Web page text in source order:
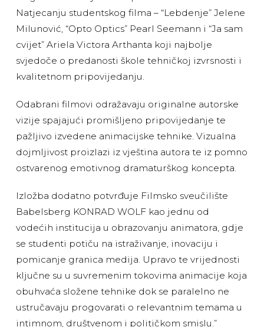
Natjecanju studentskog filma – “Lebdenje” Jelene
Milunović, “Opto Optics” Pearl Seemann i “Ja sam
cvijet” Ariela Victora Arthanta koji najbolje
svjedoče o predanosti škole tehničkoj izvrsnosti i
kvalitetnom pripovijedanju.
Odabrani filmovi odražavaju originalne autorske
vizije spajajući promišljeno pripovijedanje te
pažljivo izvedene animacijske tehnike. Vizualna
dojmljivost proizlazi iz vještina autora te iz pomno
ostvarenog emotivnog dramaturškog koncepta.
Izložba dodatno potvrđuje Filmsko sveučilište
Babelsberg KONRAD WOLF kao jednu od
vodećih institucija u obrazovanju animatora, gdje
se studenti potiču na istraživanje, inovaciju i
pomicanje granica medija. Upravo te vrijednosti
ključne su u suvremenim tokovima animacije koja
obuhvaća složene tehnike dok se paralelno ne
ustručavaju progovarati o relevantnim temama u
intimnom, društvenom i političkom smislu.”